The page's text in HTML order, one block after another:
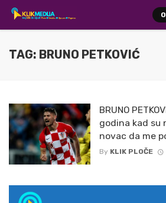
TAG: BRUNO PETKOVIĆ
BRUNO
godina kad su
novac da me
By KLIK PLOČE